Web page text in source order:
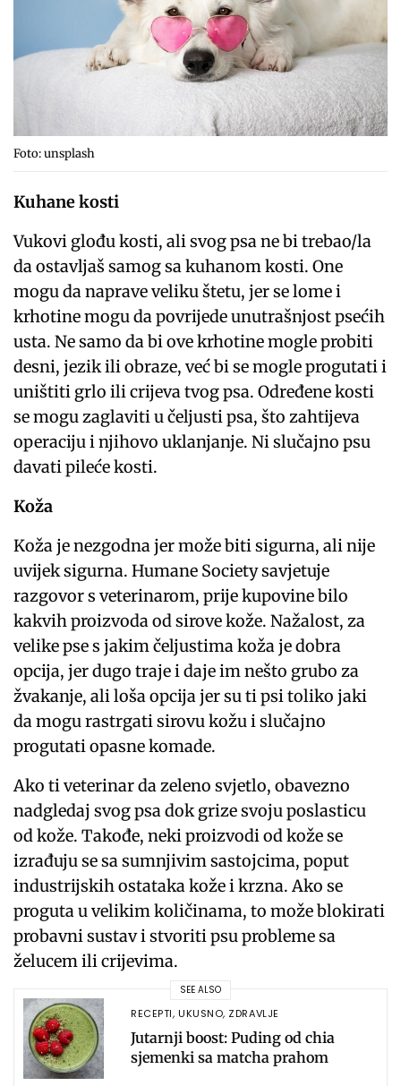
Foto: unsplash
Kuhane kosti
Vukovi glođu kosti, ali svog psa ne bi trebao/la
da ostavljaš samog sa kuhanom kosti. One
mogu da naprave veliku štetu, jer se lome i
krhotine mogu da povrijede unutrašnjost psećih
usta. Ne samo da bi ove krhotine mogle probiti
desni, jezik ili obraze, već bi se mogle progutati i
uništiti grlo ili crijeva tvog psa. Određene kosti
se mogu zaglaviti u čeljusti psa, što zahtijeva
operaciju i njihovo uklanjanje. Ni slučajno psu
davati pileće kosti.
Koža
Koža je nezgodna jer može biti sigurna, ali nije
uvijek sigurna. Humane Society savjetuje
razgovor s veterinarom, prije kupovine bilo
kakvih proizvoda od sirove kože. Nažalost, za
velike pse s jakim čeljustima koža je dobra
opcija, jer dugo traje i daje im nešto grubo za
žvakanje, ali loša opcija jer su ti psi toliko jaki
da mogu rastrgati sirovu kožu i slučajno
progutati opasne komade.
Ako ti veterinar da zeleno svjetlo, obavezno
nadgledaj svog psa dok grize svoju poslasticu
od kože. Takođe, neki proizvodi od kože se
izrađuju se sa sumnjivim sastojcima, poput
industrijskih ostataka kože i krzna. Ako se
proguta u velikim količinama, to može blokirati
probavni sustav i stvoriti psu probleme sa
želucem ili crijevima.
SEE ALSO
RECEPTI, UKUSNO, ZDRAVLJE
Jutarnji boost: Puding od chia
sjemenki sa matcha prahom